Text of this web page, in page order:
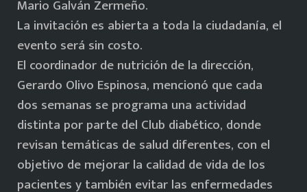
Mario Galván Zermeño.
La invitación es abierta a toda la ciudadanía, el
evento será sin costo.
El coordinador de nutrición de la dirección,
Gerardo Olivo Espinosa, mencionó que cada
dos semanas se programa una actividad
distinta por parte del Club diabético, donde
revisan temáticas de salud diferentes, con el
objetivo de mejorar la calidad de vida de los
pacientes y también evitar las enfermedades